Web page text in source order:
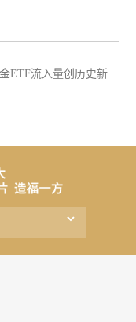
ETF流入量创历史新